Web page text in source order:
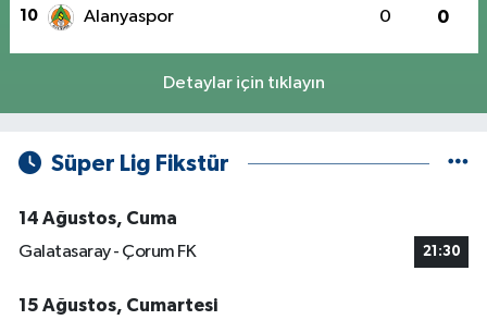
10 Alanyaspor 0 0
Detaylar için tıklayın
Süper Lig Fikstür
14 Ağustos, Cuma
Galatasaray - Çorum FK
21:30
15 Ağustos, Cumartesi